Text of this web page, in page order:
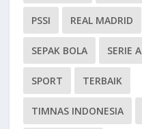
PSSI REAL MADRID
SEPAK BOLA SERIE A
SPORT TERBAIK
TIMNAS INDONESIA